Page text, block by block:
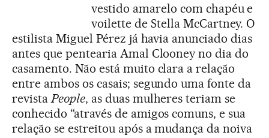
vestido amarelo com chapéu e
voilette de Stella McCartney. O
estilista Miguel Pérez já havia anunciado dias
antes que pentearia Amal Clooney no dia do
casamento. Não está muito clara a relação
entre ambos os casais; segundo uma fonte da
revistaPeople, as duas mulheres teriam se
conhecido “através de amigos comuns, e sua
relação se estreitou após a mudança da noiva